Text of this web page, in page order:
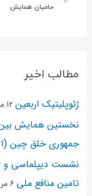
حامیان همایش
مطالب اخیر
ژئوپلیتیک اربعین ۱۲ مرداد ۱۴۰۵
نخستین همایش
جمهوری خلق چین (۱۹۷۱–۲۰۲۶)
نشست دیپلماسی و
تامین منافع ملی ۶ مرداد ۱۴۰۵